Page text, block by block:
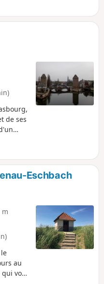
de ses
Eschbach
m
au
vous